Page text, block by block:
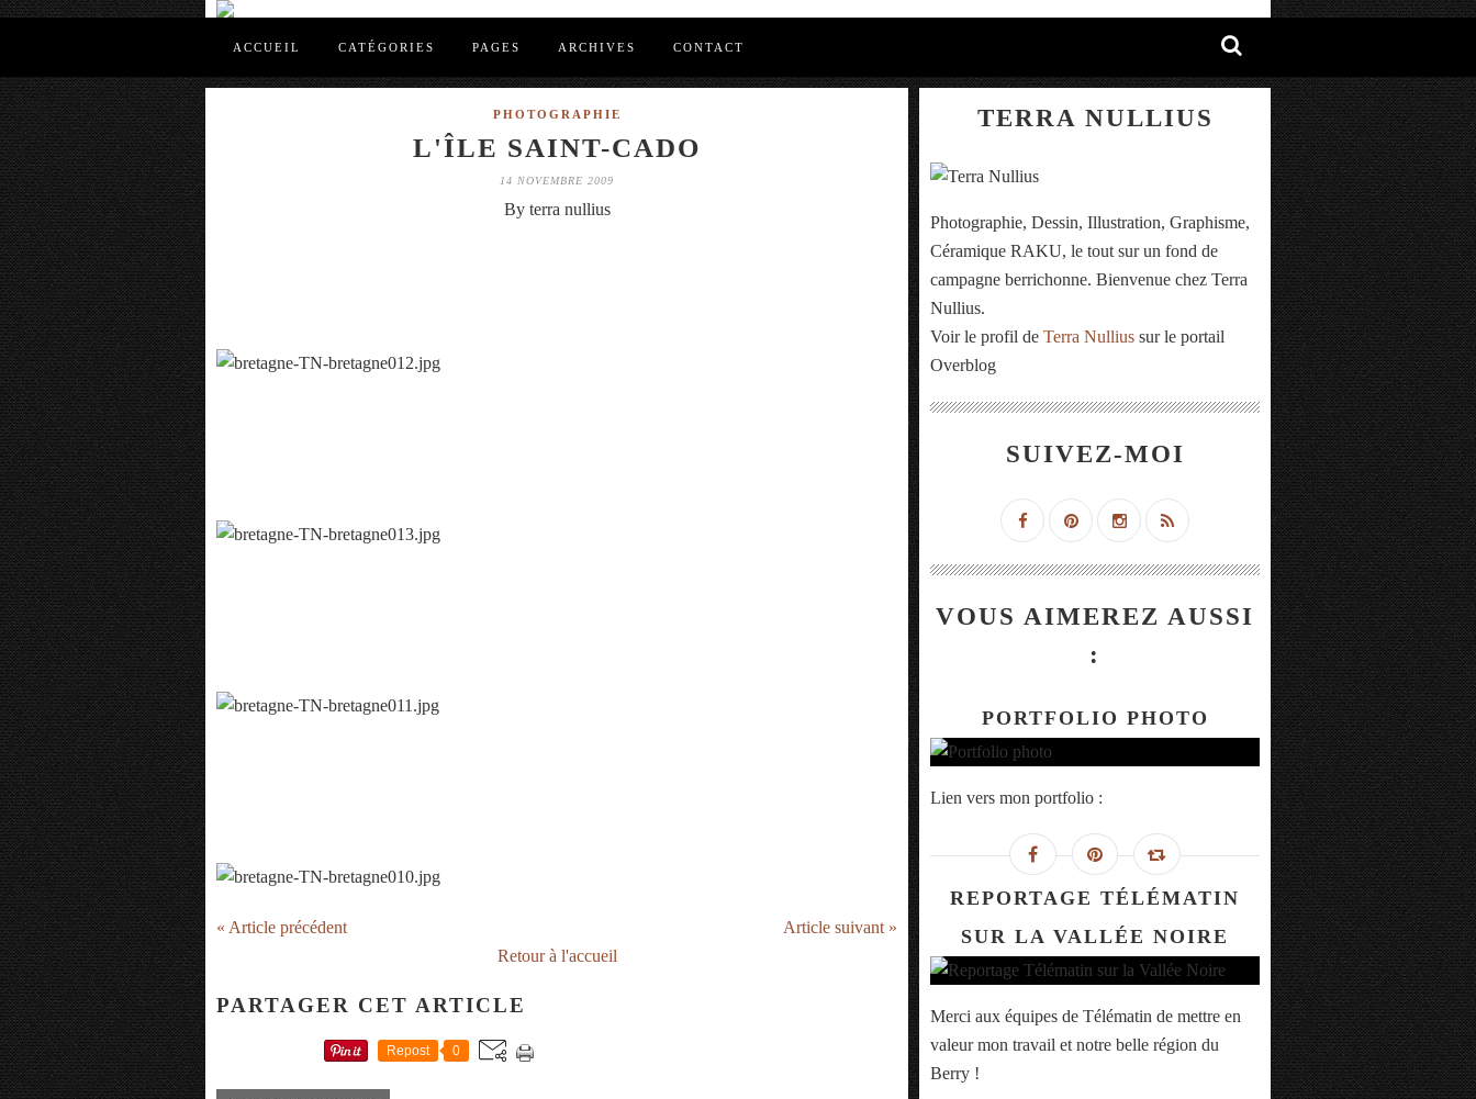
ACCUEIL CATÉGORIES PAGES ARCHIVES CONTACT
PHOTOGRAPHIE
L'ÎLE SAINT-CADO
14 NOVEMBRE 2009
By terra nullius
« Article précédent
Article suivant »
Retour à l'accueil
PARTAGER CET ARTICLE
Repost 0
TERRA NULLIUS
Photographie, Dessin, Illustration, Graphisme,
Céramique RAKU, le tout sur un fond de
campagne berrichonne. Bienvenue chez Terra
Nullius.
Voir le profil de Terra Nullius sur le portail
Overblog
SUIVEZ-MOI
VOUS AIMEREZ AUSSI
:
PORTFOLIO PHOTO
Lien vers mon portfolio :
REPORTAGE TÉLÉMATIN
SUR LA VALLÉE NOIRE
Merci aux équipes de Télématin de mettre en
valeur mon travail et notre belle région du
Berry !